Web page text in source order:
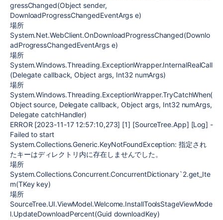
gressChanged(Object sender,
DownloadProgressChangedEventArgs e)
場所
System.Net.WebClient.OnDownloadProgressChanged(Downlo
adProgressChangedEventArgs e)
場所
System.Windows.Threading.ExceptionWrapper.InternalRealCall
(Delegate callback, Object args, Int32 numArgs)
場所
System.Windows.Threading.ExceptionWrapper.TryCatchWhen(
Object source, Delegate callback, Object args, Int32 numArgs,
Delegate catchHandler)
ERROR [2023-11-17 12:57:10,273] [1] [SourceTree.App] [Log] -
Failed to start
System.Collections.Generic.KeyNotFoundException: 指定され
たキーはディレクトリ内に存在しませんでした。
場所
System.Collections.Concurrent.ConcurrentDictionary`2.get_Ite
m(TKey key)
場所
SourceTree.UI.ViewModel.Welcome.InstallToolsStageViewMode
l.UpdateDownloadPercent(Guid downloadKey)